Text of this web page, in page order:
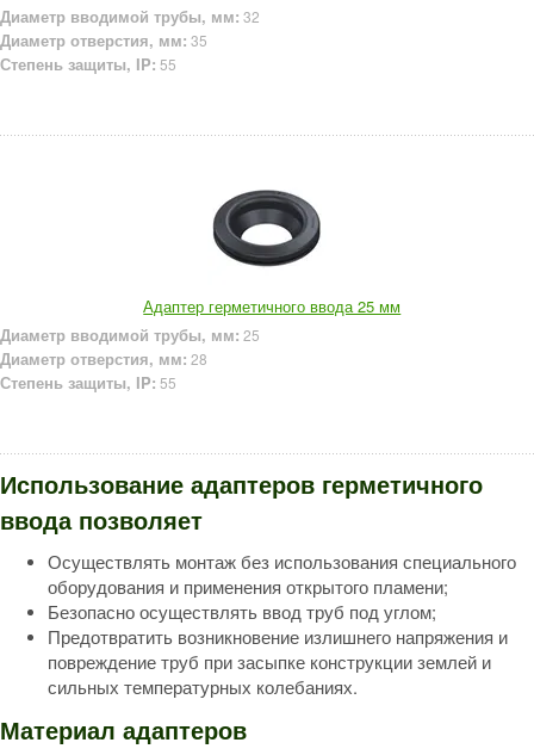
Диаметр вводимой трубы, мм: 32
Диаметр отверстия, мм: 35
Степень защиты, IP: 55
Адаптер герметичного ввода 25 мм
Диаметр вводимой трубы, мм: 25
Диаметр отверстия, мм: 28
Степень защиты, IP: 55
Использование адаптеров герметичного
ввода позволяет
Осуществлять монтаж без использования специального
оборудования и применения открытого пламени;
Безопасно осуществлять ввод труб под углом;
Предотвратить возникновение излишнего напряжения и
повреждение труб при засыпке конструкции землей и
сильных температурных колебаниях.
Материал адаптеров